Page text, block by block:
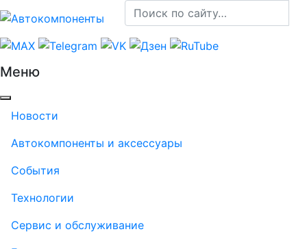
Меню
Новости
Автокомпоненты и аксессуары
События
Технологии
Сервис и обслуживание